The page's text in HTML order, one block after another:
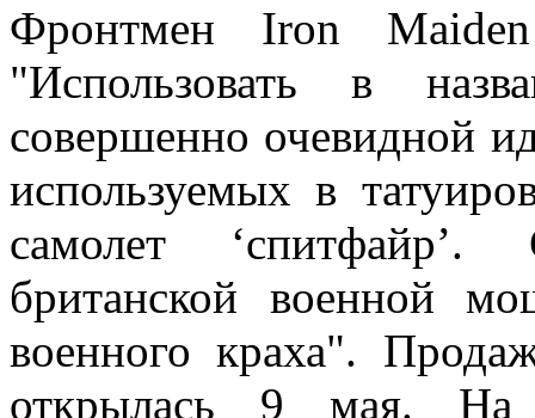
Фронтмен Iron
"Использовать в
совершенно очевидной
используемых в
самолет
британской военной
военного краха".
открылась 9 мая.